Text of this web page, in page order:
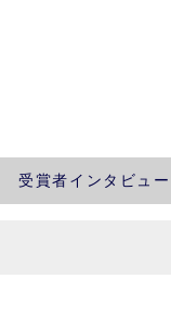
受賞者インタビュー